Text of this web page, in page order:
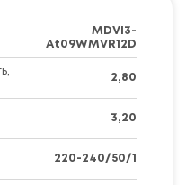
MDVI3-
At09WMVR12D
2,80
3,20
220-240/50/1